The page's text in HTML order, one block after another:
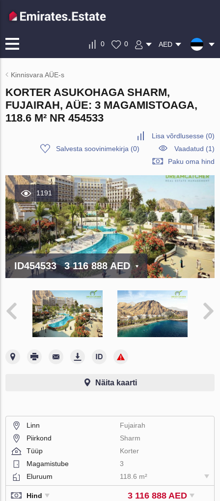
0 0 AED
Kinnisvara AÜE-s
KORTER ASUKOHAGA SHARM,
FUJAIRAH, AÜE: 3 MAGAMISTOAGA,
118.6 M² NR 454533
Lisa võrdlusesse (0)
Salvesta soovinimekirja (0)
Vaadatud (1)
Paku oma hind
1191
ID454533 3 116 888 AED
Näita kaarti
Linn
Fujairah
Piirkond
Sharm
Tüüp
Korter
Magamistube
3
Eluruum
118.6 m²
Hind 3 116 888 AED